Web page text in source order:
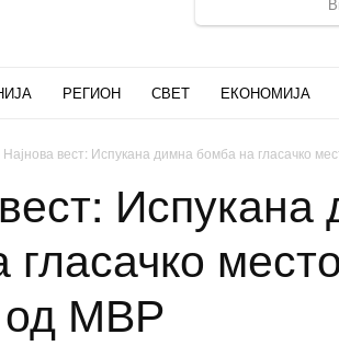
РЕГИОН СВЕТ ЕКОНОМИЈА
Најнова вест: Испукана димна бомба на гласачко
Испукана
од МВР